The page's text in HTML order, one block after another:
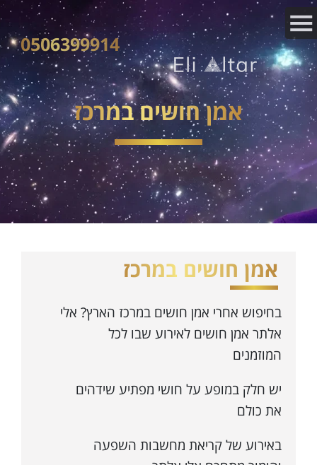
0506399914
אמן חושים במרכז
אמן חושים במרכז
בחיפוש אחרי אמן חושים במרכז הארץ? אלי
אלתר אמן חושים לאירוע שבו לכל
המוזמנים
יש חלק במופע על חושי מפתיע שידהים
את כולם
באירוע של קריאת מחשבות השפעה